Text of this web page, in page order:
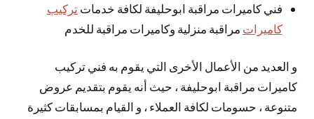
فني كاميرات مراقبة ابوحليفة لكافة خدماتتركيب
كاميرات مراقبة منزلية وكاميرات مراقبة للخدم
و العديد من الأعمال الأخرى التي يقوم به فني تركيب
كاميرات مراقبة ابوحليفة ، حيث أنه يقوم بتقديم عروض
متنوعة ، حسومات لكافة العملاء ، و القيام بمسابقات كثيرة